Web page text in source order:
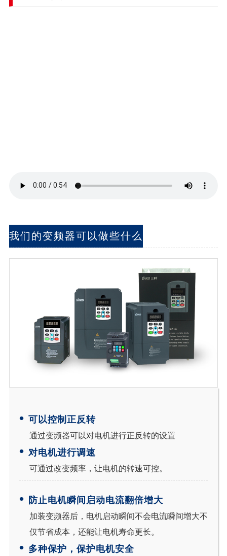
我们的变频器可以做些什么
• 可以控制正反转
通过变频器可以对电机进行正反转的设置
• 对电机进行调速
可通过改变频率，让电机的转速可控。
• 防止电机瞬间启动电流翻倍增大
加装变频器后，电机启动瞬间不会电流瞬间增大不
仅节省成本，还能让电机寿命更长。
• 多种保护，保护电机安全